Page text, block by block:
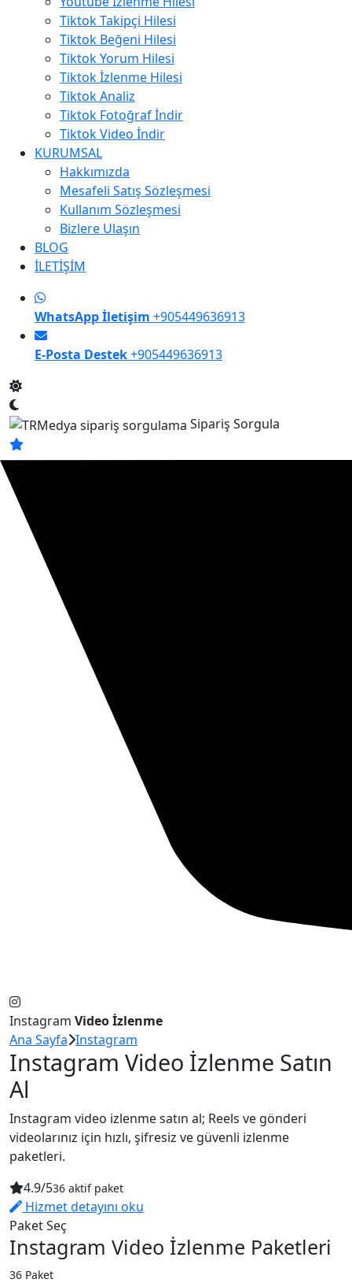
Tiktok Takipçi Hilesi
Tiktok Beğeni Hilesi
Tiktok Yorum Hilesi
Tiktok İzlenme Hilesi
Tiktok Analiz
Tiktok Fotoğraf İndir
Tiktok Video İndir
KURUMSAL
Hakkımızda
Mesafeli Satış Sözleşmesi
Kullanım Sözleşmesi
Bizlere Ulaşın
BLOG
İLETİŞİM
WhatsApp İletişim +905449636913
E-Posta Destek+905449636913
Sipariş Sorgula
Instagram Video İzlenme
Ana Sayfa Instagram
Instagram Video İzlenme Satın
Al
Instagram video izlenme satın al; Reels ve gönderi
videolarınız için hızlı, şifresiz ve güvenli izlenme
paketleri.
4.9/536 aktif paket
Hizmet detayını oku
Paket Seç
Instagram Video İzlenme Paketleri
36 Paket